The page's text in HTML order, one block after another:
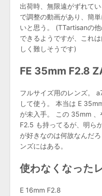
出荷時、無限遠がずれて
で調整の動画があり、簡
いと思う。 (TTartisanの
できるようですが、これ
しく難しそうです)
FE 35mm F2.8
フルサイズ用のレンズ。
して使う。 本当は E
が未入手。 この 35mm
F2.5 も持ってるが、明ら
が好きなのは何故なんだ
ンズにはある。
使わなくなった
E 16mm F2.8